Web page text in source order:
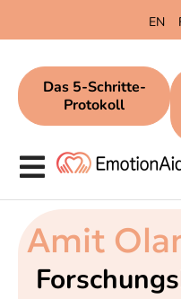
EN
Das 5-Schritte-
Protokoll
Amit